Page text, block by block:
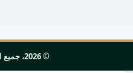
© 2026، جميع الحقوق محفوظة.